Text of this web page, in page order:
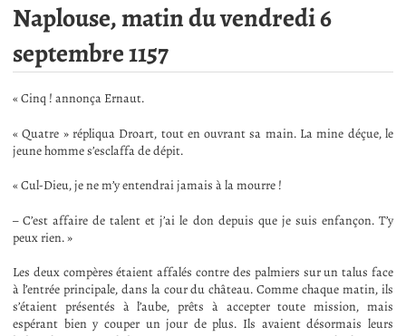
Naplouse, matin du vendredi 6
septembre 1157
« Cinq ! annonça Ernaut.
« Quatre » répliqua Droart, tout en ouvrant sa main. La mine déçue, le
jeune homme s’esclaffa de dépit.
« Cul-Dieu, je ne m’y entendrai jamais à la mourre !
– C’est affaire de talent et j’ai le don depuis que je suis enfançon. T’y
peux rien. »
Les deux compères étaient affalés contre des palmiers sur un talus face
à l’entrée principale, dans la cour du château. Comme chaque matin, ils
s’étaient présentés à l’aube, prêts à accepter toute mission, mais
espérant bien y couper un jour de plus. Ils avaient désormais leurs